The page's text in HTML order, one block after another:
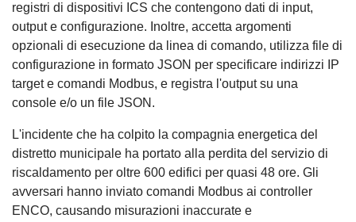
registri di dispositivi ICS che contengono dati di input,
output e configurazione. Inoltre, accetta argomenti
opzionali di esecuzione da linea di comando, utilizza file di
configurazione in formato JSON per specificare indirizzi IP
target e comandi Modbus, e registra l'output su una
console e/o un file JSON.
L'incidente che ha colpito la compagnia energetica del
distretto municipale ha portato alla perdita del servizio di
riscaldamento per oltre 600 edifici per quasi 48 ore. Gli
avversari hanno inviato comandi Modbus ai controller
ENCO, causando misurazioni inaccurate e